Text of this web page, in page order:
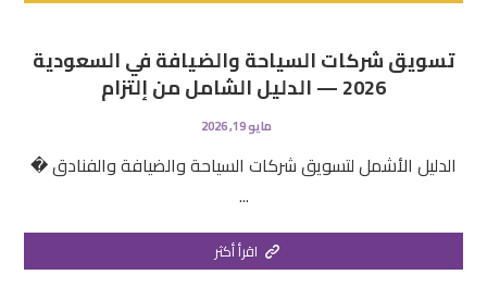
تسويق شركات السياحة والضيافة في السعودية
2026 — الدليل الشامل من إلتزام
مايو 19, 2026
الدليل الأشمل لتسويق شركات السياحة والضيافة والفنادق �
...
اقرأ أكثر